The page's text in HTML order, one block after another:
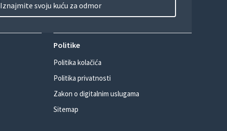
Iznajmite svoju kuću za odmor
Politike
Politika kolačića
Politika privatnosti
Zakon o digitalnim uslugama
Sitemap